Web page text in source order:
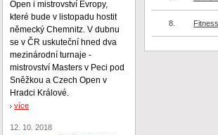
8.
Open i mistrovství Evropy,
které bude v listopadu hostit
německý Chemnitz. V dubnu
se v ČR uskuteční hned dva
mezinárodní turnaje -
mistrovství Masters v Peci pod
Sněžkou a Czech Open v
Hradci Králové.
více
12. 10. 2018